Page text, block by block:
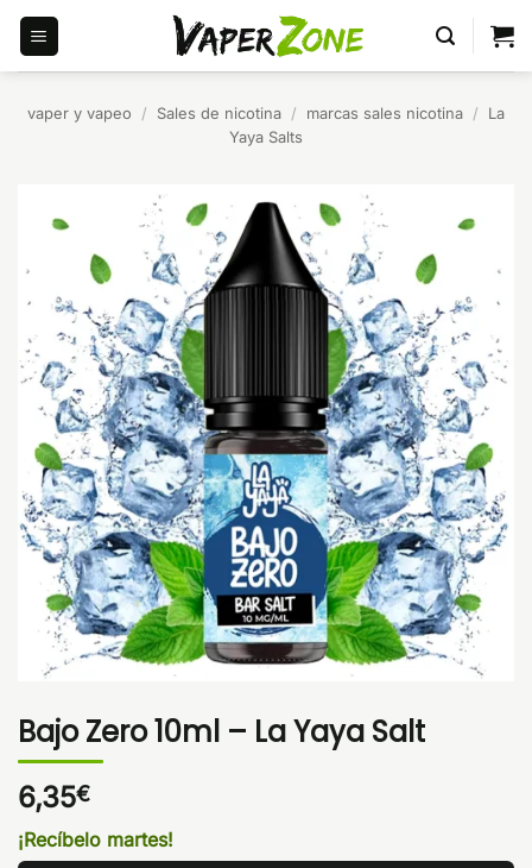
Saltar
contenido
vaper y vapeo / Sales de nicotina / marcas sales nicotina /
La
Yaya Salts
Bajo Zero 10ml – La Yaya Salt
6,35€
¡Recíbelo martes!